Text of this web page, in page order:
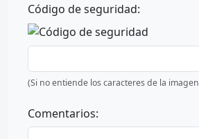
Código de seguridad:
(Si no entiende los caracteres de la imagen
Comentarios: